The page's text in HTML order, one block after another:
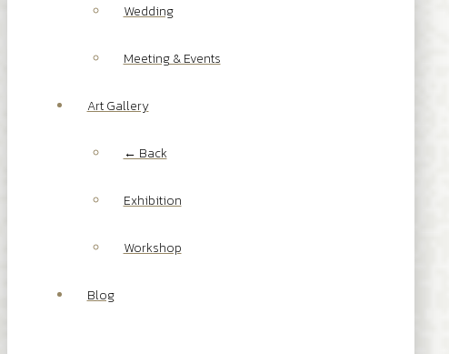
Wedding
Meeting & Events
Art Gallery
← Back
Exhibition
Workshop
Blog